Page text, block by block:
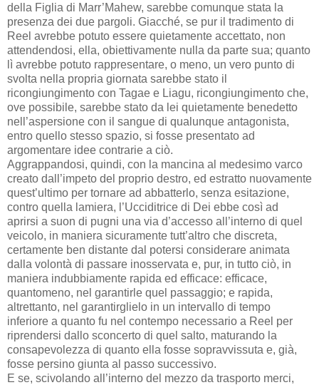
della Figlia di Marr’Mahew, sarebbe comunque stata la
presenza dei due pargoli. Giacché, se pur il tradimento di
Reel avrebbe potuto essere quietamente accettato, non
attendendosi, ella, obiettivamente nulla da parte sua; quanto
lì avrebbe potuto rappresentare, o meno, un vero punto di
svolta nella propria giornata sarebbe stato il
ricongiungimento con Tagae e Liagu, ricongiungimento che,
ove possibile, sarebbe stato da lei quietamente benedetto
nell’aspersione con il sangue di qualunque antagonista,
entro quello stesso spazio, si fosse presentato ad
argomentare idee contrarie a ciò.
Aggrappandosi, quindi, con la mancina al medesimo varco
creato dall’impeto del proprio destro, ed estratto nuovamente
quest’ultimo per tornare ad abbatterlo, senza esitazione,
contro quella lamiera, l’Ucciditrice di Dei ebbe così ad
aprirsi a suon di pugni una via d’accesso all’interno di quel
veicolo, in maniera sicuramente tutt’altro che discreta,
certamente ben distante dal potersi considerare animata
dalla volontà di passare inosservata e, pur, in tutto ciò, in
maniera indubbiamente rapida ed efficace: efficace,
quantomeno, nel garantirle quel passaggio; e rapida,
altrettanto, nel garantirglielo in un intervallo di tempo
inferiore a quanto fu nel contempo necessario a Reel per
riprendersi dallo sconcerto di quel salto, maturando la
consapevolezza di quanto ella fosse sopravvissuta e, già,
fosse persino giunta al passo successivo.
E se, scivolando all’interno del mezzo da trasporto merci,